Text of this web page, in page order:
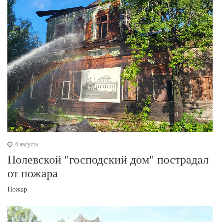
6 августа
Полевской "господский дом" пострадал
от пожара
Пожар